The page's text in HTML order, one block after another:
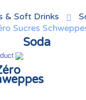
& Soft Drinks
Sucres
Soda